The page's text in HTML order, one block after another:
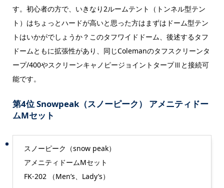
す。初心者の方で、いきなり2ルームテント（トンネル型テン
ト）はちょっとハードが高いと思った方はまずはドーム型テン
トはいかがでしょうか？このタフワイドドーム、後述するタフ
ドームともに拡張性があり、同じColemanのタフスクリーンタ
ープ/400やスクリーンキャノピージョイントタープⅢと接続可
能です。
第4位 Snowpeak（スノーピーク） アメニティドー
ムMセット
スノーピーク（snow peak）
アメニティドームMセット
FK-202 （Men’s、Lady’s）